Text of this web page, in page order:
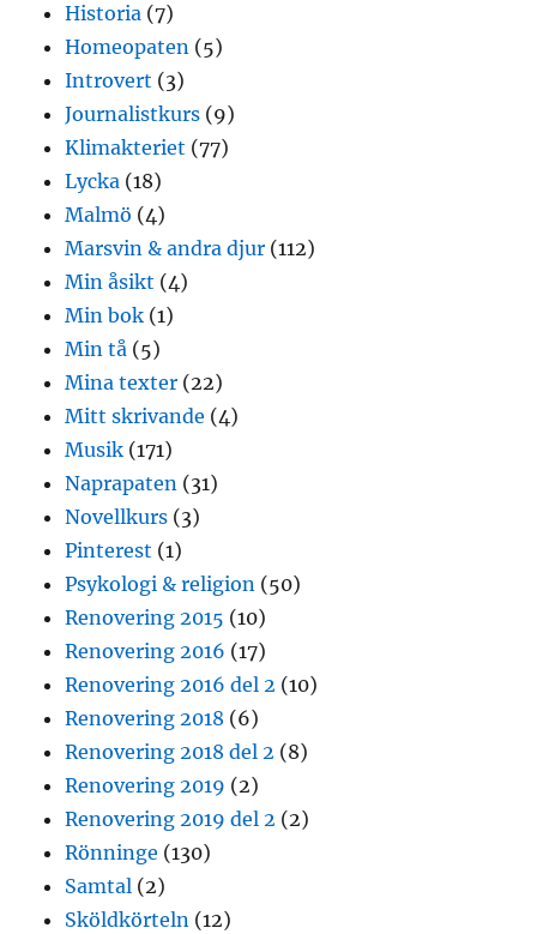
Historia (7)
Homeopaten (5)
Introvert (3)
Journalistkurs (9)
Klimakteriet (77)
Lycka (18)
Malmö (4)
Marsvin & andra djur (112)
Min åsikt (4)
Min bok (1)
Min tå (5)
Mina texter (22)
Mitt skrivande (4)
Musik (171)
Naprapaten (31)
Novellkurs (3)
Pinterest (1)
Psykologi & religion (50)
Renovering 2015 (10)
Renovering 2016 (17)
Renovering 2016 del 2 (10)
Renovering 2018 (6)
Renovering 2018 del 2 (8)
Renovering 2019 (2)
Renovering 2019 del 2 (2)
Rönninge (130)
Samtal (2)
Sköldkörteln (12)